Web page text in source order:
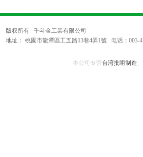
版权所有 千斗金工業有限公司
地址： 桃園市龍潭區工五路13巷4弄1號 电话：003-
本公司专营台湾批咀制造